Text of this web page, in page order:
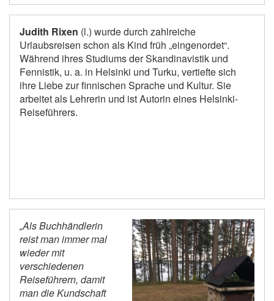
Judith Rixen (l.) wurde durch zahlreiche
Urlaubsreisen schon als Kind früh „eingenordet“.
Während ihres Studiums der Skandinavistik und
Fennistik, u. a. in Helsinki und Turku, vertiefte sich
ihre Liebe zur finnischen Sprache und Kultur. Sie
arbeitet als Lehrerin und ist Autorin eines Helsinki-
Reiseführers.
„Als Buchhändlerin
reist man immer mal
wieder mit
verschiedenen
Reiseführern, damit
man die Kundschaft